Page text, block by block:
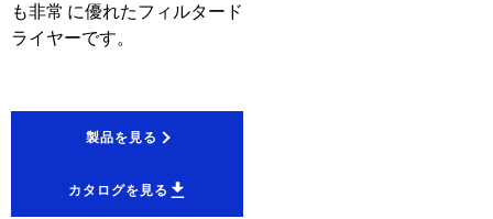
も非常 に優れたフィルタード
ライヤーです。
製品を見る
カタログを見る